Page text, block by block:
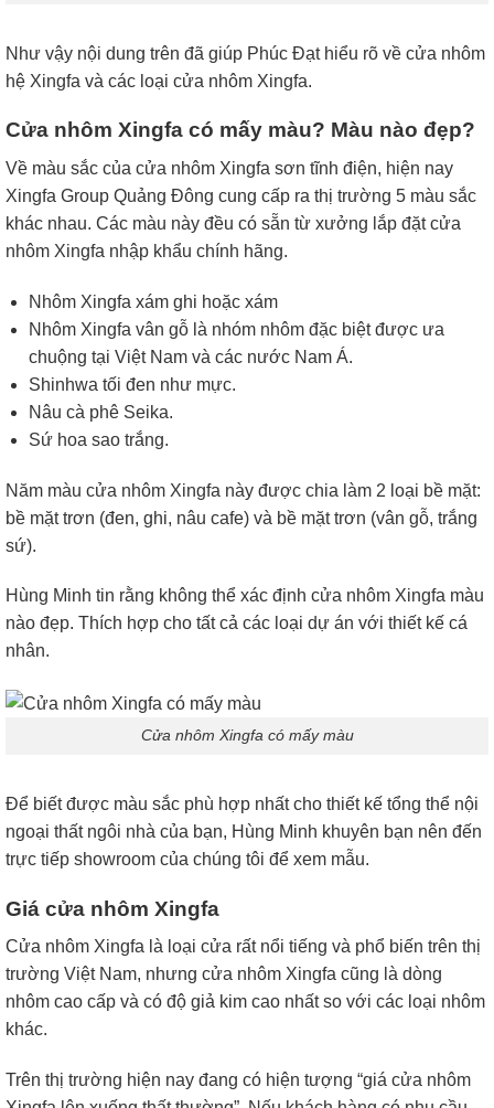
Như vậy nội dung trên đã giúp Phúc Đạt hiểu rõ về cửa nhôm
hệ Xingfa và các loại cửa nhôm Xingfa.
Cửa nhôm Xingfa có mấy màu? Màu nào đẹp?
Về màu sắc của cửa nhôm Xingfa sơn tĩnh điện, hiện nay
Xingfa Group Quảng Đông cung cấp ra thị trường 5 màu sắc
khác nhau. Các màu này đều có sẵn từ xưởng lắp đặt cửa
nhôm Xingfa nhập khẩu chính hãng.
Nhôm Xingfa xám ghi hoặc xám
Nhôm Xingfa vân gỗ là nhóm nhôm đặc biệt được ưa
chuộng tại Việt Nam và các nước Nam Á.
Shinhwa tối đen như mực.
Nâu cà phê Seika.
Sứ hoa sao trắng.
Năm màu cửa nhôm Xingfa này được chia làm 2 loại bề mặt:
bề mặt trơn (đen, ghi, nâu cafe) và bề mặt trơn (vân gỗ, trắng
sứ).
Hùng Minh tin rằng không thể xác định cửa nhôm Xingfa màu
nào đẹp. Thích hợp cho tất cả các loại dự án với thiết kế cá
nhân.
Cửa nhôm Xingfa có mấy màu
Để biết được màu sắc phù hợp nhất cho thiết kế tổng thể nội
ngoại thất ngôi nhà của bạn, Hùng Minh khuyên bạn nên đến
trực tiếp showroom của chúng tôi để xem mẫu.
Giá cửa nhôm Xingfa
Cửa nhôm Xingfa là loại cửa rất nổi tiếng và phổ biến trên thị
trường Việt Nam, nhưng cửa nhôm Xingfa cũng là dòng
nhôm cao cấp và có độ giả kim cao nhất so với các loại nhôm
khác.
Trên thị trường hiện nay đang có hiện tượng “giá cửa nhôm